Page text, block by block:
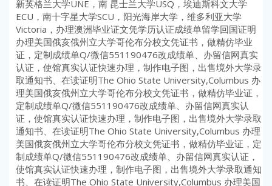
新英格兰大学UNE，南 昆士兰大学USQ，埃迪斯科文大学
ECU，南十字星大学SCU，阳光海岸大学，维多利亚大学
Victoria，办理澳洲毕业证文凭学历认证成绩单留学回国证明
办理美国俄亥俄州立大学哥伦布分校文凭证书，做精仿毕业
证，定制成绩单Q/微信551190476改成绩单、办留信网真实
认证，使馆真实认证快速办理，制作电子图，出售境外大学录
取通知书、在读证明The Ohio State University,Columbus 办
理美国俄亥俄州立大学哥伦布分校文凭证书，做精仿毕业证，
定制成绩单Q/微信551190476改成绩单、办留信网真实认
证，使馆真实认证快速办理，制作电子图，出售境外大学录取
通知书、在读证明The Ohio State University,Columbus 办理
美国俄亥俄州立大学哥伦布分校文凭证书，做精仿毕业证，定
制成绩单Q/微信551190476改成绩单、办留信网真实认证，
使馆真实认证快速办理，制作电子图，出售境外大学录取通知
书、在读证明The Ohio State University,Columbus 办理美国